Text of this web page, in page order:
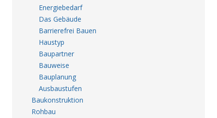
Energiebedarf
Das Gebäude
Barrierefrei Bauen
Haustyp
Baupartner
Bauweise
Bauplanung
Ausbaustufen
Baukonstruktion
Rohbau